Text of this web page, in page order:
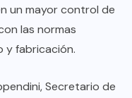
un mayor control de
las normas
y fabricación.
Secretario de